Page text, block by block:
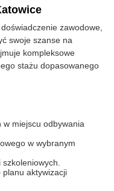
zawodowe,
swoje szanse na
kompleksowe
stażu dopasowanego
miejscu odbywania
w wybranym
planu aktywizacji